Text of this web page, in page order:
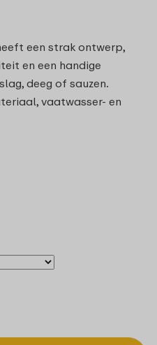
een strak ontwerp,
en een handige
deeg of sauzen.
vaatwasser- en